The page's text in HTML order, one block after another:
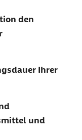
den
Ihrer
und